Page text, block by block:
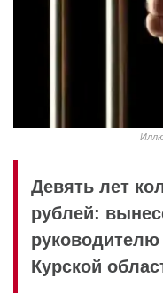
Девять лет
рублей:
руководителю
Курской